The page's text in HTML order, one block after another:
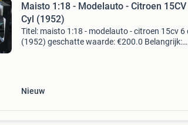
Maisto 1:18 - Modelauto - Citroen 15CV
Cyl (1952)
Titel: maisto 1:18 - modelauto - citroen 15cv 6
(1952) geschatte waarde: €200.0 Belangrijk:
Nieuw